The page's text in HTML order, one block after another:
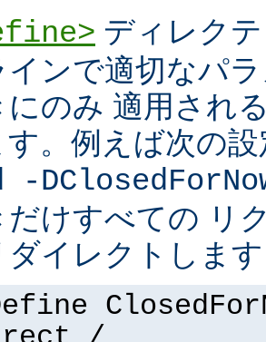
ディレク
インで適切なパ
にのみ 適用され
す。例えば次の
だけすべての リ
ダイレクトしま